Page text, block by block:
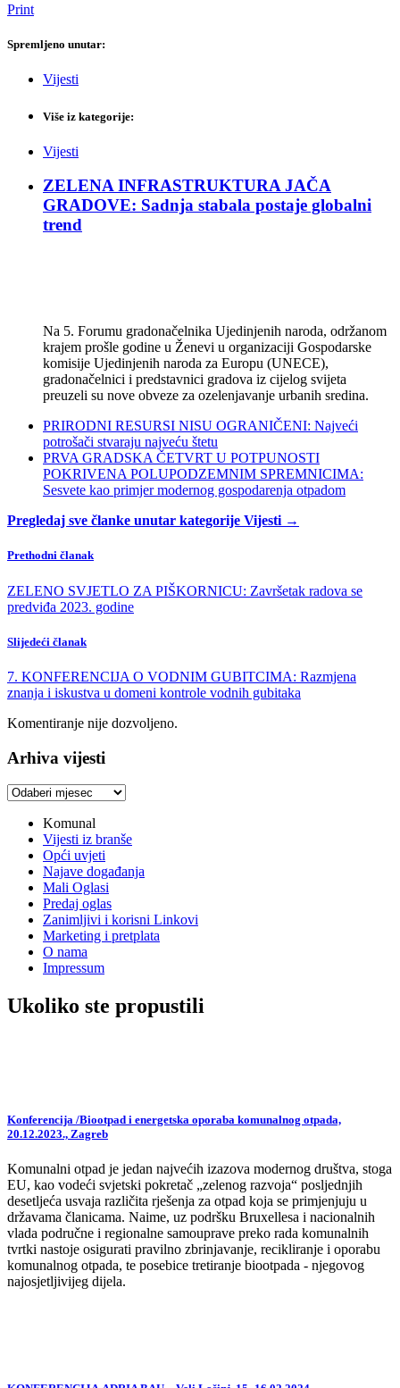
Print
Spremljeno unutar:
Vijesti
Više iz kategorije:
Vijesti
ZELENA INFRASTRUKTURA JAČA
GRADOVE: Sadnja stabala postaje globalni
trend
Na 5. Forumu gradonačelnika Ujedinjenih naroda, održanom
krajem prošle godine u Ženevi u organizaciji Gospodarske
komisije Ujedinjenih naroda za Europu (UNECE),
gradonačelnici i predstavnici gradova iz cijelog svijeta
preuzeli su nove obveze za ozelenjavanje urbanih sredina.
PRIRODNI RESURSI NISU OGRANIČENI: Najveći
potrošači stvaraju najveću štetu
PRVA GRADSKA ČETVRT U POTPUNOSTI
POKRIVENA POLUPODZEMNIM SPREMNICIMA:
Sesvete kao primjer modernog gospodarenja otpadom
Pregledaj sve članke unutar kategorije Vijesti →
Prethodni članak
ZELENO SVJETLO ZA PIŠKORNICU: Završetak radova se
predviđa 2023. godine
Slijedeći članak
7. KONFERENCIJA O VODNIM GUBITCIMA: Razmjena
znanja i iskustva u domeni kontrole vodnih gubitaka
Komentiranje nije dozvoljeno.
Arhiva vijesti
Arhiva
Komunal
Vijesti iz branše
Opći uvjeti
Najave događanja
Mali Oglasi
Predaj oglas
Zanimljivi i korisni Linkovi
Marketing i pretplata
O nama
Impressum
Ukoliko ste propustili
Konferencija /Biootpad i energetska oporaba komunalnog otpada,
20.12.2023., Zagreb
Komunalni otpad je jedan najvećih izazova modernog društva, stoga
EU, kao vodeći svjetski pokretač „zelenog razvoja“ posljednjih
desetljeća usvaja različita rješenja za otpad koja se primjenjuju u
državama članicama. Naime, uz podršku Bruxellesa i nacionalnih
vlada područne i regionalne samouprave preko rada komunalnih
tvrtki nastoje osigurati pravilno zbrinjavanje, recikliranje i oporabu
komunalnog otpada, te posebice tretiranje biootpada - njegovog
najosjetljivijeg dijela.